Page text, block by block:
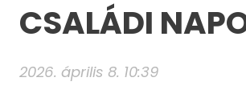
CSALÁDI
2026. április 8. 10:39